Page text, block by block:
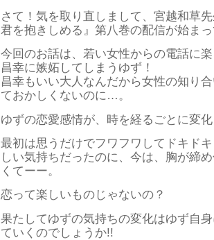
さて！気を取り直しまして、宮越和草
君を抱きしめる』第八巻の配信が始ま
今回のお話は、若い女性からの電話に
昌幸に嫉妬してしまうゆず！
昌幸もいい大人なんだから女性の知り
ておかしくないのに…。
ゆずの恋愛感情が、時を経るごとに変
最初は思うだけでフワフワしてドキド
しい気持ちだったのに、今は、胸が締
くてーー。
恋って楽しいものじゃないの？
果たしてゆずの気持ちの変化はゆず自
ていくのでしょうか!!